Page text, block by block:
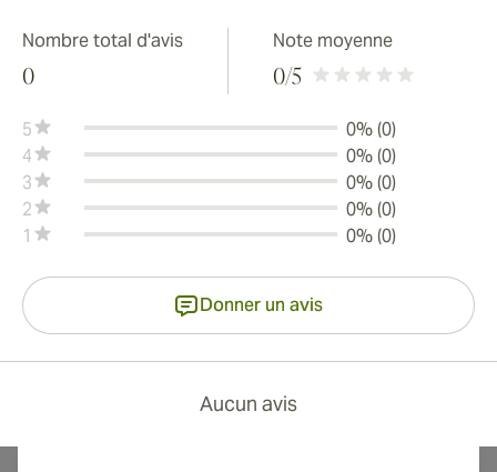
Nombre total d'avis
0
Note moyenne
0/5
5
0% (0)
4
0% (0)
3
0% (0)
2
0% (0)
1
0% (0)
Donner un avis
Aucun avis